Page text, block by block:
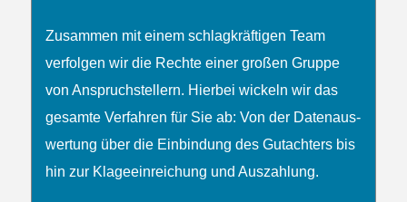
Zusammen mit einem schlag­kräftigen Team
verfolgen wir die Rechte einer großen Gruppe
von Anspruch­­stellern. Hierbei wickeln wir das
gesamte Verfahren für Sie ab: Von der Daten­­aus­
wertung über die Ein­bindung des Gutachters bis
hin zur Klage­ein­reichung und Auszahlung.